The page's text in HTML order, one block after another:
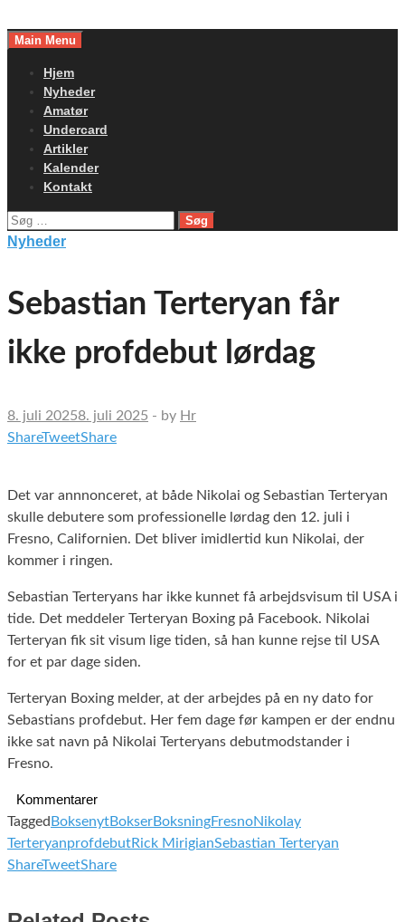
toMain Menu
Hjem
Nyheder
Amatør
Undercard
Artikler
Kalender
Kontakt
Søg
efter:
Nyheder
Sebastian Terteryan får
ikke profdebut lørdag
8. juli 20258. juli 2025 - by Hr
ShareTweetShare
Det var annnonceret, at både Nikolai og Sebastian Terteryan
skulle debutere som professionelle lørdag den 12. juli i
Fresno, Californien. Det bliver imidlertid kun Nikolai, der
kommer i ringen.
Sebastian Terteryans har ikke kunnet få arbejdsvisum til USA i
tide. Det meddeler Terteryan Boxing på Facebook. Nikolai
Terteryan fik sit visum lige tiden, så han kunne rejse til USA
for et par dage siden.
Terteryan Boxing melder, at der arbejdes på en ny dato for
Sebastians profdebut. Her fem dage før kampen er der endnu
ikke sat navn på Nikolai Terteryans debutmodstander i
Fresno.
Kommentarer
Tagged BoksenytBokserBoksningFresnoNikolay
TerteryanprofdebutRick MirigianSebastian Terteryan
ShareTweetShare